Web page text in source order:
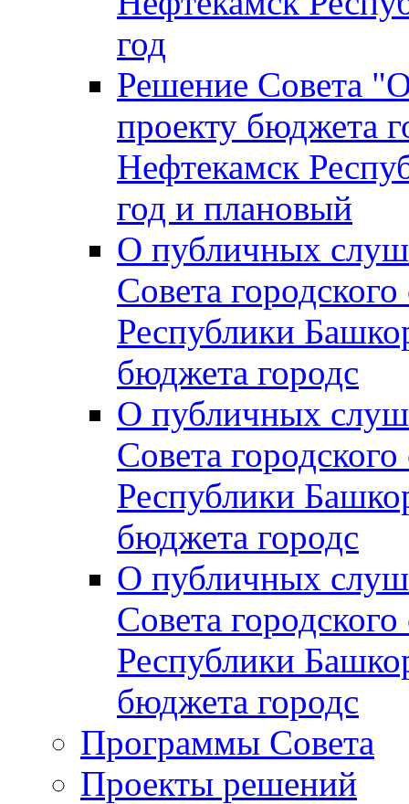
год
Решение Совета
проекту бюджета
Нефтекамск
год и плановый
О публичных
Совета
Республики
бюджета городс
О публичных
Совета
Республики
бюджета городс
О публичных
Совета
Республики
бюджета городс
Программы Совета
Проекты решений